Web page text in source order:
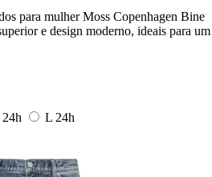
para mulher Moss Copenhagen Bine
e design moderno, ideais para um
24h L 24h